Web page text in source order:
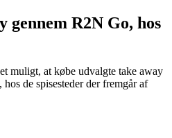
gennem R2N Go, hos
muligt, at købe udvalgte take away
de spisesteder der fremgår af